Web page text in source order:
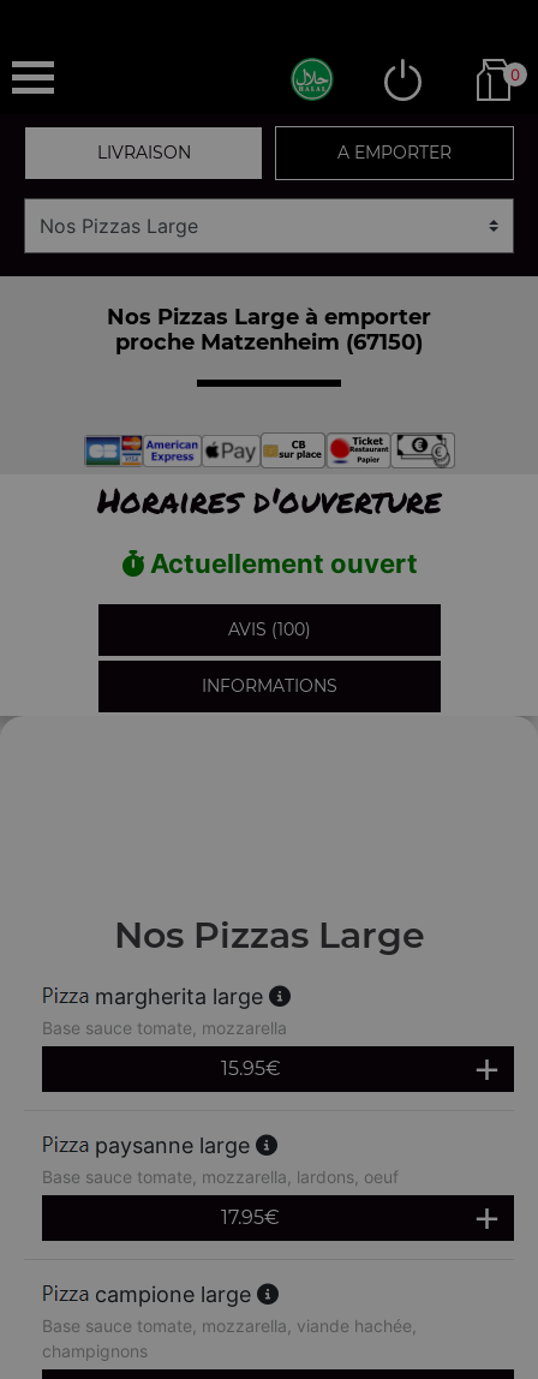
0
LIVRAISON A EMPORTER
Nos Pizzas Large à emporter
proche Matzenheim (67150)
Horaires d'ouverture
Actuellement ouvert
AVIS (100)
INFORMATIONS
Nos Pizzas Large
margherita large
Base sauce tomate, mozzarella
15.95€
paysanne large
Base sauce tomate, mozzarella, lardons, oeuf
17.95€
campione large
Base sauce tomate, mozzarella, viande hachée,
champignons